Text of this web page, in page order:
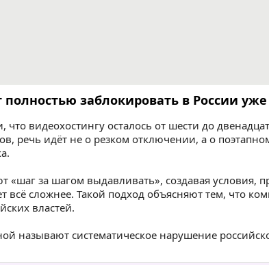
полностью заблокировать в России
что видеохостингу осталось от шести до
речь идёт не о резком отключении, а о
«шаг за шагом выдавливать», создавая условия,
всё сложнее. Такой подход объясняют тем, что
властей.
называют систематическое нарушение